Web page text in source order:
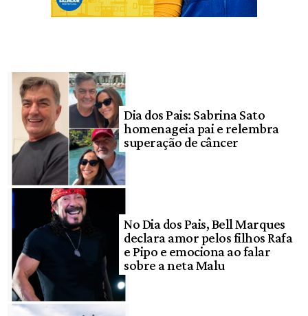
Dia dos Pais: Sabrina Sato
homenageia pai e relembra
superação de câncer
No Dia dos Pais, Bell Marques
declara amor pelos filhos Rafa
e Pipo e emociona ao falar
sobre a neta Malu